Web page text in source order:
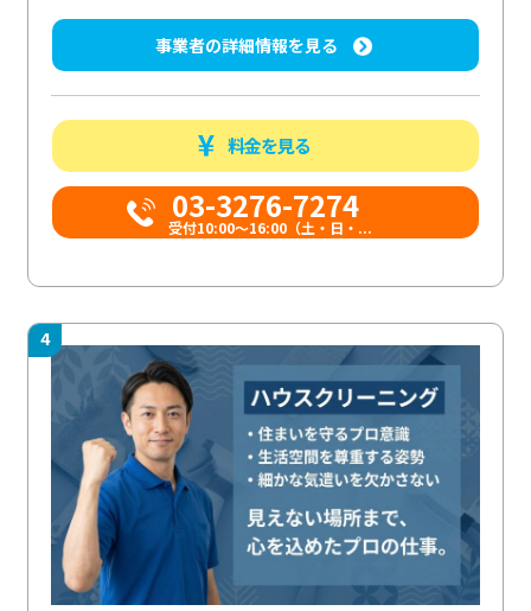
事業者の詳細情報を見る
料金を見る
03-3276-7274
受付10:00〜16:00（土・日・...
4